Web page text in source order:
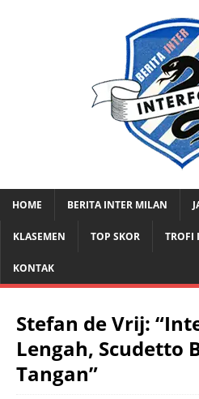
HOME BERITA INTER MILAN
KLASEMEN TOP SKOR TROFI
KONTAK
Stefan de Vrij:
Lengah, Scudetto
Tangan”